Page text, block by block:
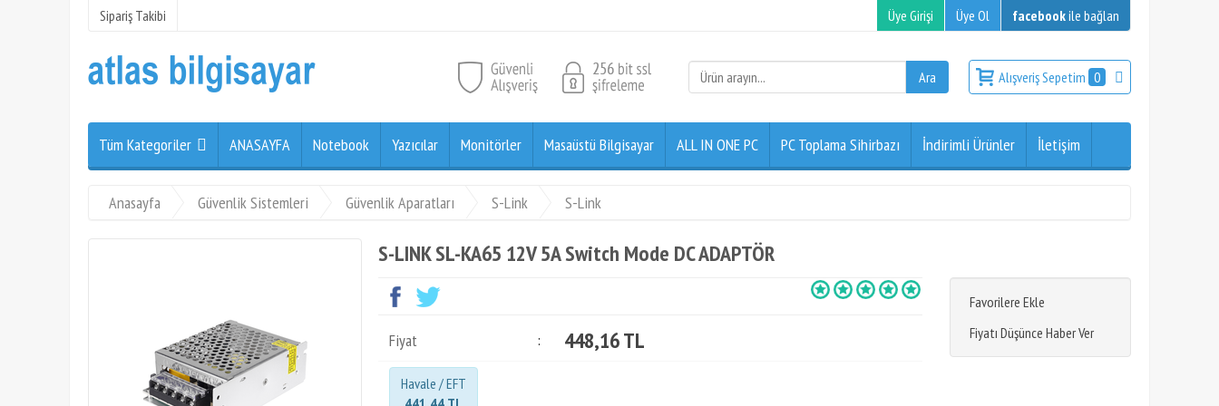
Sipariş Takibi Üye Girişi Üye Ol facebookile bağlan
Alışveriş Sepetim 0
Tüm Kategoriler ANASAYFA Notebook Yazıcılar Monitörler Masaüstü Bilgisayar ALL IN ONE PC PC Toplama Sihirbazı İndirimli Ürünler İletişim
Anasayfa Güvenlik Sistemleri Güvenlik Aparatları S-Link S-Link
S-LINK SL-KA65 12V 5A Switch Mode DC ADAPTÖR
Favorilere Ekle
Fiyatı Düşünce Haber Ver
Fiyat : 448,16 TL
Havale / EFT